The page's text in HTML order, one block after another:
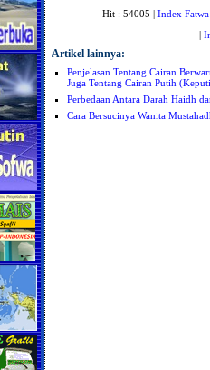
Hit : 54005 | Index Fatwa
|
Artikel lainnya:
Penjelasan Tentang Cairan
Juga Tentang Cairan Putih
Perbedaan Antara Darah Haidh
Cara Bersucinya Wanita